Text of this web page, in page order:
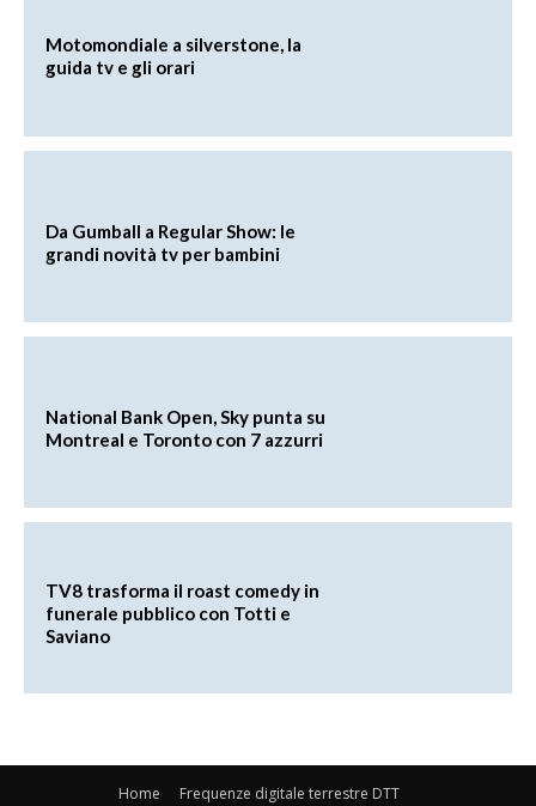
Motomondiale a silverstone, la
guida tv e gli orari
Da Gumball a Regular Show: le
grandi novità tv per bambini
National Bank Open, Sky punta su
Montreal e Toronto con 7 azzurri
TV8 trasforma il roast comedy in
funerale pubblico con Totti e
Saviano
Home Frequenze digitale terrestre DTT